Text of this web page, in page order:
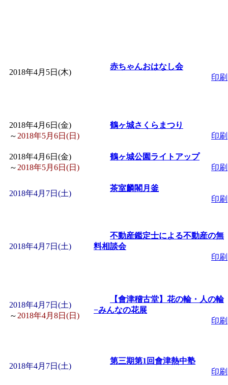
「皆鶴姫のこびる塾
「子育て交流広場「
間：2026/08/10～2026/
赤ちゃん交流広場
間：2026/08/10～
みなづる号乗車体
」
堂島地区歴史ウオ
す」 受付期間：～
de 健康づくり」
」
2018年4月5日(木)
赤ちゃんおはなし会
印刷
2018年4月6日(金)
～ 2018年5月6日(日)
鶴ヶ城さくらまつり
印刷
2018年4月6日(金)
～ 2018年5月6日(日)
鶴ヶ城公園ライトアップ
印刷
2018年4月7日(土)
茶室麟閣月釜
印刷
2018年4月7日(土)
不動産鑑定士による不動産の無
料相談会
印刷
2018年4月7日(土)
～ 2018年4月8日(日)
【會津稽古堂】花の輪・人の輪
−みんなの花展
印刷
2018年4月7日(土)
第三期第1回會津熱中塾
印刷